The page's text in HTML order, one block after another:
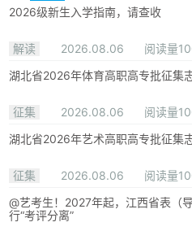
2026级新生入学指南，请查收
解读 2026.08.06
阅读量
湖北省2026年体育高职高专批征集
征集 2026.08.06
阅读量
湖北省2026年艺术高职高专批征集
征集 2026.08.06
阅读量
@艺考生！2027年起，江西省表（
行“考评分离”